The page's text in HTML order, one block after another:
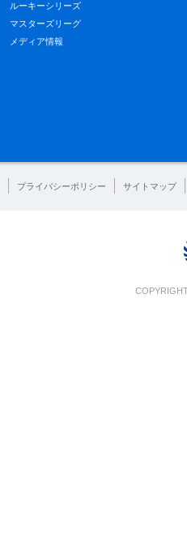
ルーキーシリーズ
マスターズリーグ
メディア情報
プライバシーポリシー サイトマップ